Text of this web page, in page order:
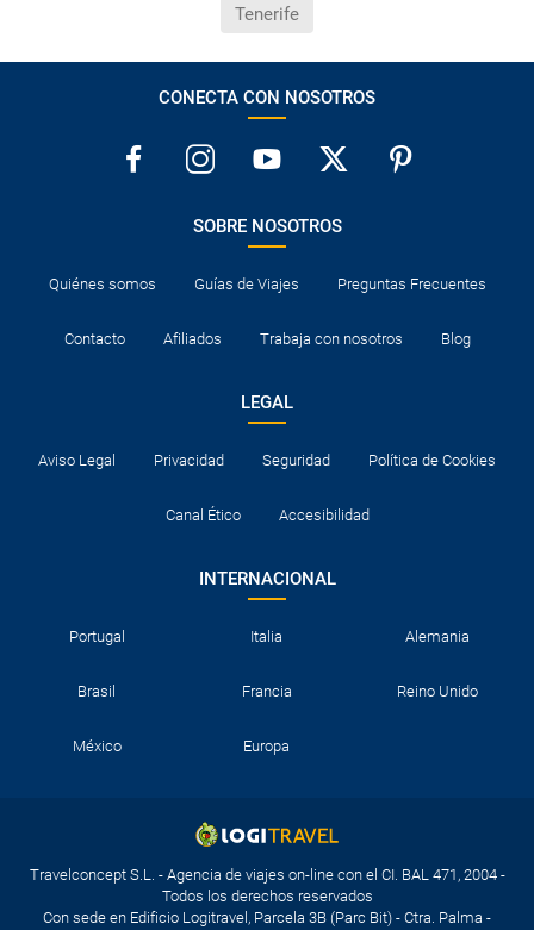
Tenerife
CONECTA CON NOSOTROS
SOBRE NOSOTROS
Quiénes somos Guías de Viajes Preguntas Frecuentes
Contacto Afiliados Trabaja con nosotros Blog
LEGAL
Aviso Legal Privacidad Seguridad Política de Cookies
Canal Ético Accesibilidad
INTERNACIONAL
Portugal Italia Alemania
Brasil Francia Reino Unido
México Europa
Travelconcept S.L. - Agencia de viajes on-line con el CI. BAL 471, 2004 -
Todos los derechos reservados
Con sede en Edificio Logitravel, Parcela 3B (Parc Bit) - Ctra. Palma -